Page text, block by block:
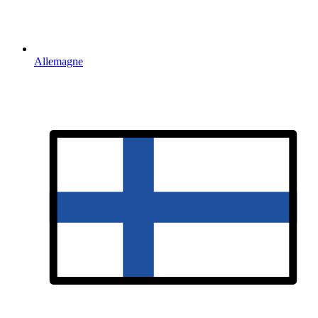
Allemagne